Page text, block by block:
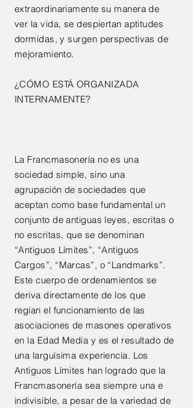
extraordinariamente su manera de
ver la vida, se despiertan aptitudes
dormidas, y surgen perspectivas de
mejoramiento.
¿CÓMO ESTÁ ORGANIZADA
INTERNAMENTE?
La Francmasonería no es una
sociedad simple, sino una
agrupación de sociedades que
aceptan como base fundamental un
conjunto de antiguas leyes, escritas o
no escritas, que se denominan
“Antiguos Límites”, “Antiguos
Cargos”, “Marcas”, o “Landmarks”.
Este cuerpo de ordenamientos se
deriva directamente de los que
regían el funcionamiento de las
asociaciones de masones operativos
en la Edad Media y es el resultado de
una larguísima experiencia. Los
Antiguos Límites han logrado que la
Francmasonería sea siempre una e
indivisible, a pesar de la variedad de